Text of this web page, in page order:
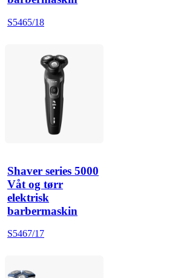
S5465/18
Shaver series 5000
Våt og tørr
elektrisk
barbermaskin
S5467/17